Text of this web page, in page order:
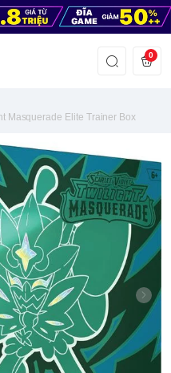
0
Masquerade Elite Trainer Box